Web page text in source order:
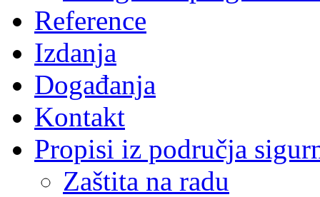
Reference
Izdanja
Događanja
Kontakt
Propisi iz područja
Zaštita na radu